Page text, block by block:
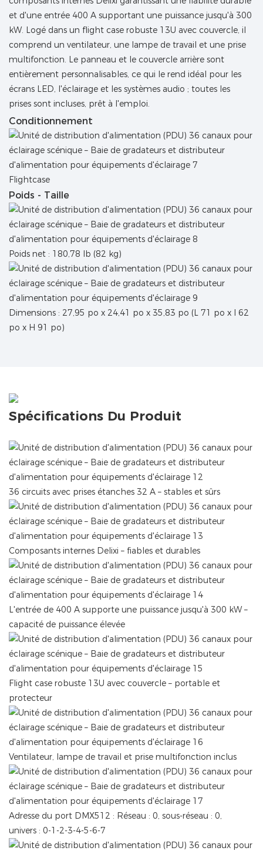
et d'une entrée 400 A supportant une puissance jusqu'à 300
kW. Logé dans un flight case robuste 13U avec couvercle, il
comprend un ventilateur, une lampe de travail et une prise
multifonction. Le panneau et le couvercle arrière sont
entièrement personnalisables, ce qui le rend idéal pour les
écrans LED, l'éclairage et les systèmes audio ; toutes les
prises sont incluses, prêt à l'emploi.
Conditionnement
Flightcase
Poids - Taille
Poids net : 180,78 lb (82 kg)
Dimensions : 27,95 po x 24,41 po x 35,83 po (L 71 po x l 62
po x H 91 po)
Spécifications Du Produit
36 circuits avec prises étanches 32 A – stables et sûrs
Composants internes Delixi – fiables et durables
L'entrée de 400 A supporte une puissance jusqu'à 300 kW –
capacité de puissance élevée
Flight case robuste 13U avec couvercle – portable et
protecteur
Ventilateur, lampe de travail et prise multifonction inclus
Adresse du port DMX512 : Réseau : 0, sous-réseau : 0,
univers : 0-1-2-3-4-5-6-7